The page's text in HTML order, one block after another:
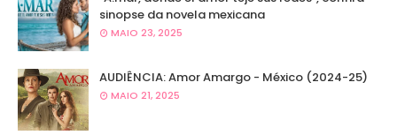
sinopse da novela mexicana
MAIO 23, 2025
AUDIÊNCIA: Amor Amargo - México (2024-25)
MAIO 21, 2025